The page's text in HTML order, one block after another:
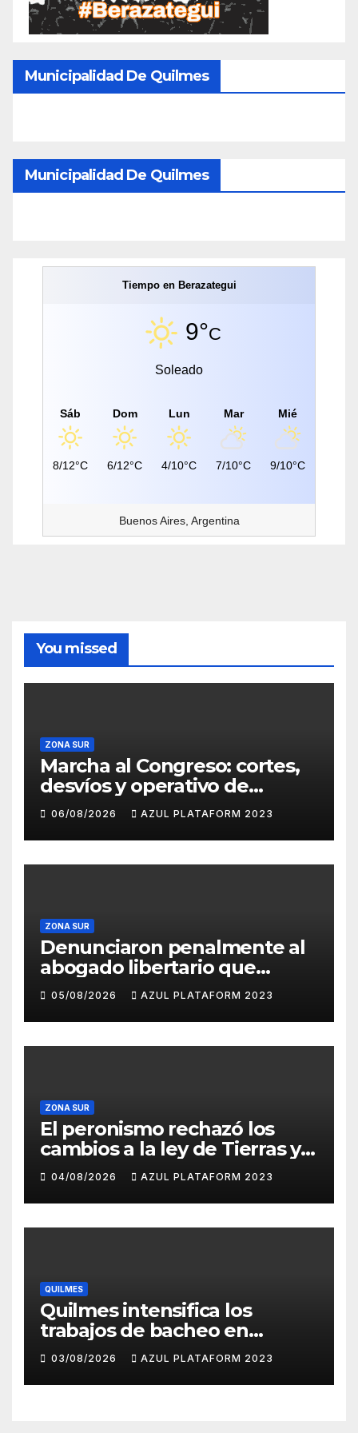
Municipalidad De Quilmes
Municipalidad De Quilmes
Tiempo en Berazategui
9°C
Soleado
Sáb
8/12°C
Dom
6/12°C
Lun
4/10°C
Mar
7/10°C
Mié
9/10°C
Buenos Aires, Argentina
You missed
ZONA SUR
Marcha al Congreso: cortes,
desvíos y operativo de
seguridad por la protesta
contra la reforma de la Ley
de Tierras
06/08/2026 AZUL PLATAFORM 2023
ZONA SUR
Denunciaron penalmente al
abogado libertario que
propuso tirar napalm sobre
el Gran Buenos Aires
05/08/2026 AZUL PLATAFORM 2023
ZONA SUR
El peronismo rechazó los
cambios a la ley de Tierras y
convocó a movilizarse el
jueves en contra del
Gobierno
04/08/2026 AZUL PLATAFORM 2023
QUILMES
Quilmes intensifica los
trabajos de bacheo en
distintos barrios
03/08/2026 AZUL PLATAFORM 2023